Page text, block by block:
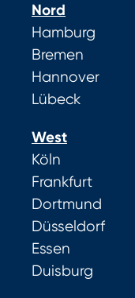
Nord
Hamburg
Bremen
Hannover
Lübeck
West
Köln
Frankfurt
Dortmund
Düsseldorf
Essen
Duisburg